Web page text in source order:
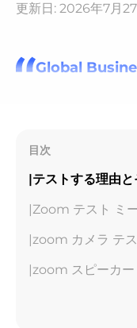
更新日: 2026年7月
Global
目次
|テストする理由
|Zoom テスト ミ
|zoom カメラ テ
|zoom スピーカー
|zoom マイク テ